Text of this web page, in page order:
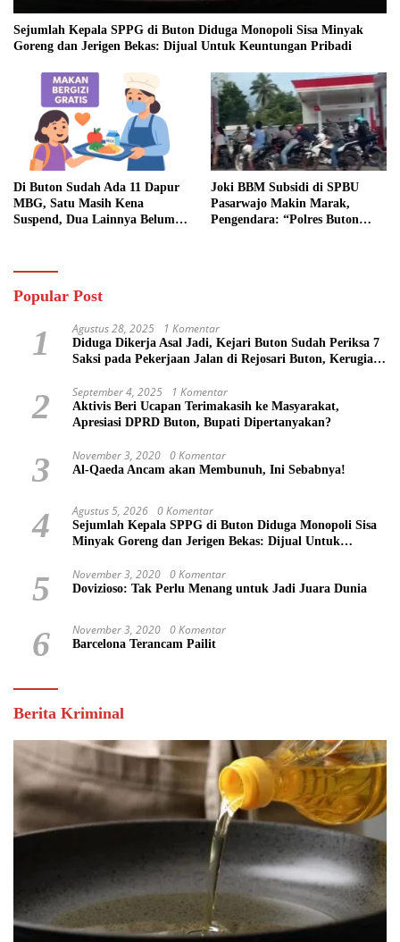
Sejumlah Kepala SPPG di Buton Diduga Monopoli Sisa Minyak
Goreng dan Jerigen Bekas: Dijual Untuk Keuntungan Pribadi
Di Buton Sudah Ada 11 Dapur
MBG, Satu Masih Kena
Suspend, Dua Lainnya Belum
Joki BBM Subsidi di SPBU
Pasarwajo Makin Marak,
Pengendara: “Polres Buton
Popular Post
1 Agustus 28, 2025 1 Komentar
Diduga Dikerja Asal Jadi, Kejari Buton Sudah Periksa 7
Saksi pada Pekerjaan Jalan di Rejosari Buton, Kerugian
2 September 4, 2025 1 Komentar
Aktivis Beri Ucapan Terimakasih ke Masyarakat,
Apresiasi DPRD Buton, Bupati Dipertanyakan?
3 November 3, 2020 0 Komentar
Al-Qaeda Ancam akan Membunuh, Ini Sebabnya!
4 Agustus 5, 2026 0 Komentar
Sejumlah Kepala SPPG di Buton Diduga Monopoli Sisa
Minyak Goreng dan Jerigen Bekas: Dijual Untuk
5 November 3, 2020 0 Komentar
Dovizioso: Tak Perlu Menang untuk Jadi Juara Dunia
6 November 3, 2020 0 Komentar
Barcelona Terancam Pailit
Berita Kriminal